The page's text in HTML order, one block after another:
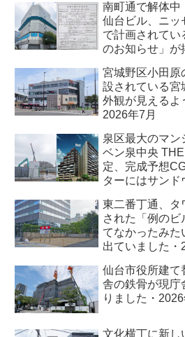
南町通で解体中
仙台ビル、ニッ
で計画されてい
のお知らせ」が
宮城野区小田原
設されている宮
外観が見えるよ
2026年7月
泉区最大のマン
ベン泉中央
定、完成予想
ターにはサンド
東二番丁通、タ
された「例の
てなかったみた
出ていました・
仙台市役所建て
舎の鉄骨が現庁
りました・2026
文化横丁に新し